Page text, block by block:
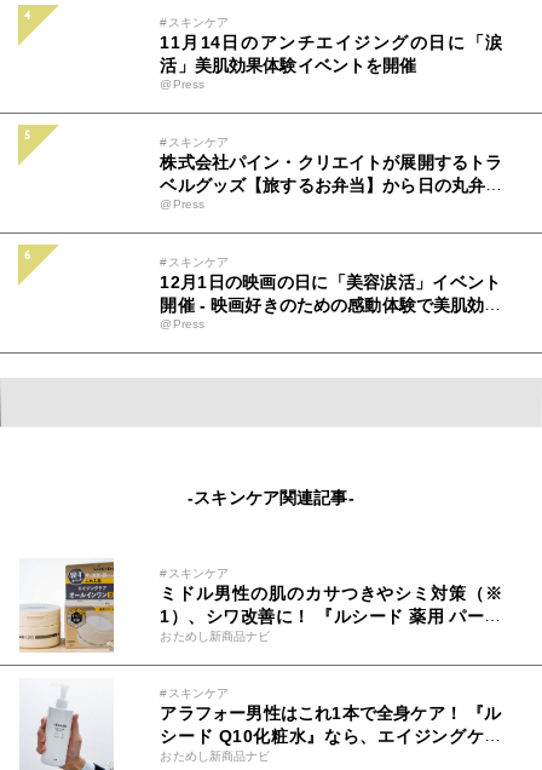
#スキンケア
11月14日のアンチエイジングの日に「涙
活」美肌効果体験イベントを開催
@Press
#スキンケア
株式会社パイン・クリエイトが展開するトラ
ベルグッズ【旅するお弁当】から日の丸弁当
とオムライス弁当がリリース。9月上旬から
公式オンラインショップにて新発売。
@Press
#スキンケア
12月1日の映画の日に「美容涙活」イベント
開催 - 映画好きのための感動体験で美肌効果
も
@Press
-スキンケア関連記事-
#スキンケア
ミドル男性の肌のカサつきやシミ対策（※
1）、シワ改善に！ 『ルシード 薬用 パーフ
ェクトスキンクリームEX』スキンケアなら
これ1本のオールインワン！
おためし新商品ナビ
#スキンケア
アラフォー男性はこれ1本で全身ケア！ 『ル
シード Q10化粧水』なら、エイジングケア
処方でカサつきがちな肌に潤いとハリを！
おためし新商品ナビ